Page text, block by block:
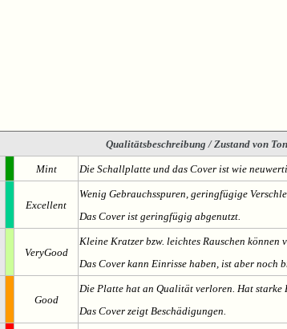
Qualitätsbeschreibung / Zustand von
Mint Die Schallplatte und das Cover ist wie
Excellent
Wenig Gebrauchsspuren, geringfügige
Das Cover ist geringfügig abgenutzt.
VeryGood
Kleine Kratzer bzw. leichtes Rauschen können
Das Cover kann Einrisse haben, ist aber noch
Good
Die Platte hat an Qualität verloren. Hat starke
Das Cover zeigt Beschädigungen.